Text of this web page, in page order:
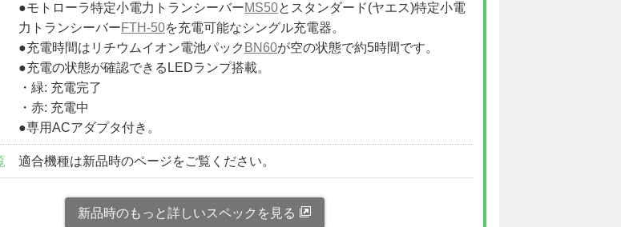
●モトローラ特定小電力トランシーバーMS50とスタンダード(ヤエス)特定小電
力トランシーバーFTH-50を充電可能なシングル充電器。
●充電時間はリチウムイオン電池パック BN60が空の状態で約5時間です。
●充電の状態が確認できるLEDランプ搭載。
・緑: 充電完了
・赤: 充電中
●専用ACアダプタ付き。
適合機種は新品時のページをご覧ください。
新品時のもっと詳しいスペックを見る